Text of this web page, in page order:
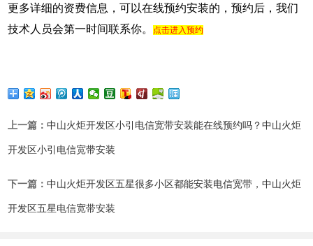
更多详细的资费信息，可以在线预约安装的，预约后，我们
技术人员会第一时间联系你。点击进入预约
上一篇：中山火炬开发区小引电信宽带安装能在线预约吗？中山火炬
开发区小引电信宽带安装
下一篇：中山火炬开发区五星很多小区都能安装电信宽带，中山火炬
开发区五星电信宽带安装